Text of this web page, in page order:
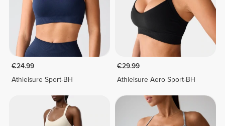
€24.99
Athleisure Sport-BH
€29.99
Athleisure Aero Sport-BH